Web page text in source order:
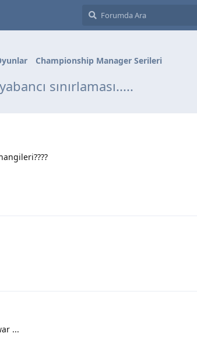
Championship Manager Serileri
yabancı sınırlaması.....
...